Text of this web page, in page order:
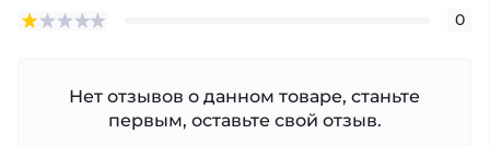
0
Нет отзывов о данном товаре, станьте
первым, оставьте свой отзыв.